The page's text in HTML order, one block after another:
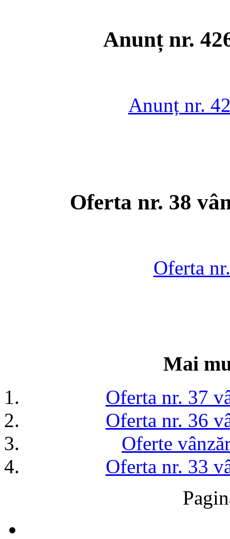
Anunț nr.
Anunț nr.
Oferta nr. 38
Oferta
Mai
Oferta nr. 37
Oferta nr. 36
Oferte
Oferta nr. 33